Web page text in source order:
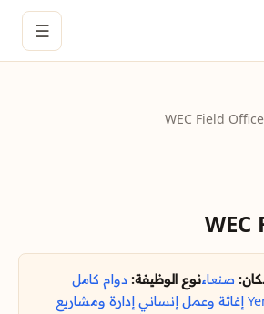
☰
WEC Field
صنعاءنوع الوظيفة: دوام كامل
إغاثة وعمل إنساني إدارة ومشاريع